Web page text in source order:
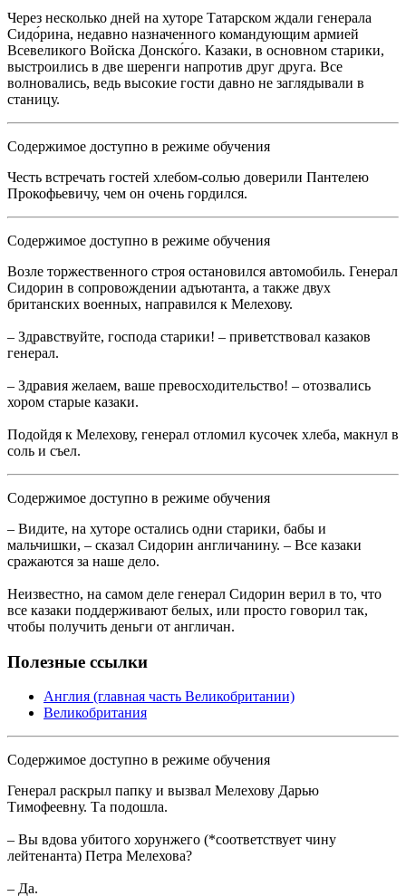
Через несколько дней на хуторе Татарском ждали генерала
Сидо́рина, недавно назначенного командующим армией
Всевеликого Войска Донско́го. Казаки, в основном старики,
выстроились в две шеренги напротив друг друга. Все
волновались, ведь высокие гости давно не заглядывали в
станицу.
Содержимое доступно в режиме обучения
Честь встречать гостей хлебом-солью доверили Пантелею
Прокофьевичу, чем он очень гордился.
Содержимое доступно в режиме обучения
Возле торжественного строя остановился автомобиль. Генерал
Сидорин в сопровождении адъютанта, а также двух
британских военных, направился к Мелехову.
– Здравствуйте, господа старики! – приветствовал казаков
генерал.
– Здравия желаем, ваше превосходительство! – отозвались
хором старые казаки.
Подойдя к Мелехову, генерал отломил кусочек хлеба, макнул в
соль и съел.
Содержимое доступно в режиме обучения
– Видите, на хуторе остались одни старики, бабы и
мальчишки, – сказал Сидорин англичанину. – Все казаки
сражаются за наше дело.
Неизвестно, на самом деле генерал Сидорин верил в то, что
все казаки поддерживают белых, или просто говорил так,
чтобы получить деньги от англичан.
Полезные ссылки
Англия (главная часть Великобритании)
Великобритания
Содержимое доступно в режиме обучения
Генерал раскрыл папку и вызвал Мелехову Дарью
Тимофеевну. Та подошла.
– Вы вдова убитого хорунжего (*соответствует чину
лейтенанта) Петра Мелехова?
– Да.